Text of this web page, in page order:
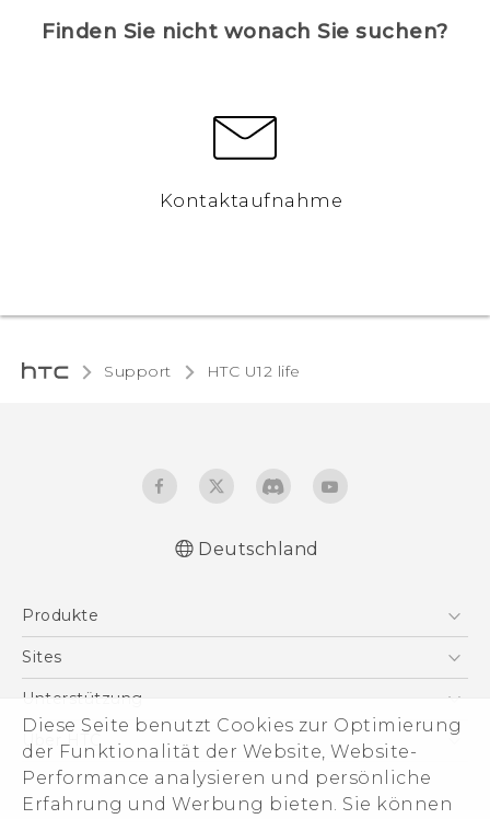
Diese Seite benutzt Cookies zur Optimierung
der Funktionalität der Website, Website-
Performance analysieren und persönliche
Erfahrung und Werbung bieten. Sie können
Finden Sie nicht wonach Sie suchen?
Kontaktaufnahme
Support HTC U12 life‎
behördliche Bestimmungen
English - Quick start guide
English - User manual
English - Safety and regulatory guide
Deutschland
Produkte
Smartphones
VIVE
Zubehör
Sites
HTC Dev
HTC Vive
Unterstützung
Unterstützung
eCommerce Support
Über HTC
ESG
Impressum